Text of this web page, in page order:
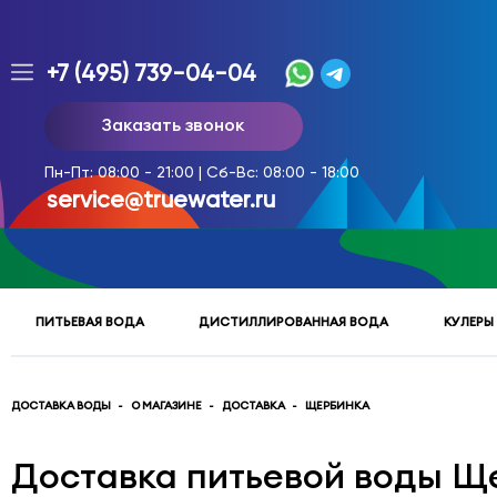
Заказ
доставки
воды
тел.
многоканальный
service@truewater.ru
Московская
н,
Мытищи,
+7 (495) 739-04-04
Заказать звонок
Пн-Пт: 08:00 - 21:00 | Сб-Вс: 08:00 - 18:00
service@truewater.ru
ПИТЬЕВАЯ ВОДА ДИСТИЛЛИРОВАННАЯ ВОДА
ДОСТАВКА ВОДЫ О МАГАЗИНЕ ДОСТАВКА ЩЕРБИНКА
Доставка питьевой воды